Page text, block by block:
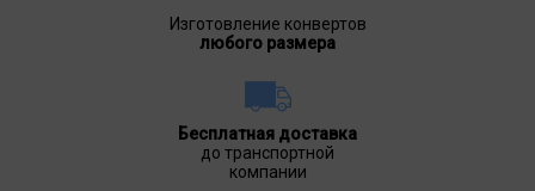
Изготовление конвертов
любого размера
Бесплатная доставка
до транспортной
компании